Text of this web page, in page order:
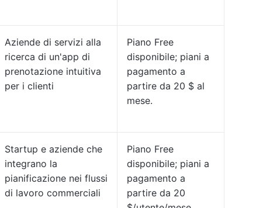
Aziende di servizi alla
ricerca di un'app di
prenotazione intuitiva
per i clienti
Piano Free
disponibile; piani a
pagamento a
partire da 20 $ al
mese.
Startup e aziende che
integrano la
pianificazione nei flussi
di lavoro commerciali
Piano Free
disponibile; piani a
pagamento a
partire da 20